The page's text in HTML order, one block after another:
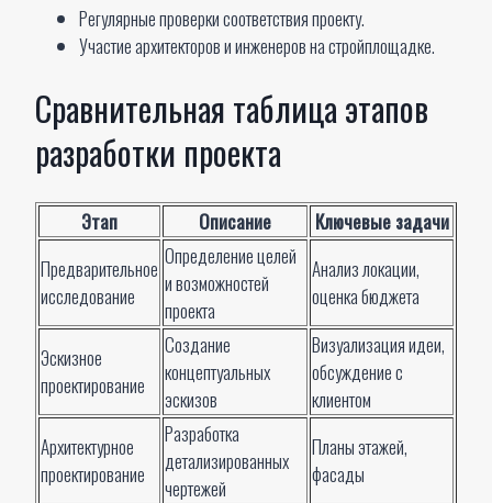
Регулярные проверки соответствия проекту.
Участие архитекторов и инженеров на стройплощадке.
Сравнительная таблица этапов
разработки проекта
Этап Описание
Ключевые задачи
Предварительное
исследование
Определение целей
и возможностей
проекта
Анализ локации,
оценка бюджета
Эскизное
проектирование
Создание
концептуальных
эскизов
Визуализация идеи,
обсуждение с
клиентом
Архитектурное
проектирование
Разработка
детализированных
чертежей
Планы этажей,
фасады